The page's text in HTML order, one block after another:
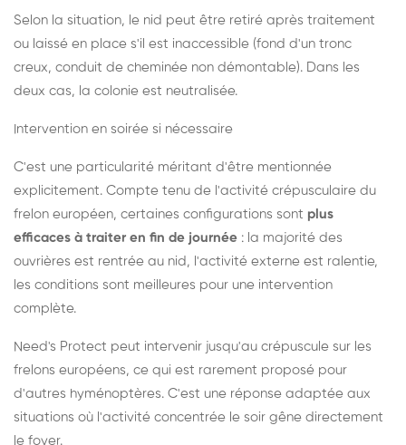
Selon la situation, le nid peut être retiré après traitement
ou laissé en place s'il est inaccessible (fond d'un tronc
creux, conduit de cheminée non démontable). Dans les
deux cas, la colonie est neutralisée.
Intervention en soirée si nécessaire
C'est une particularité méritant d'être mentionnée
explicitement. Compte tenu de l'activité crépusculaire du
frelon européen, certaines configurations sont plus
efficaces à traiter en fin de journée : la majorité des
ouvrières est rentrée au nid, l'activité externe est ralentie,
les conditions sont meilleures pour une intervention
complète.
Need's Protect peut intervenir jusqu'au crépuscule sur les
frelons européens, ce qui est rarement proposé pour
d'autres hyménoptères. C'est une réponse adaptée aux
situations où l'activité concentrée le soir gêne directement
le foyer.